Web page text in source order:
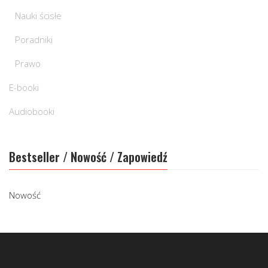
Nauki ścisłe
Poradniki
Prawo
E-booki
Audiobooki
Bestseller / Nowość / Zapowiedź
Nowość